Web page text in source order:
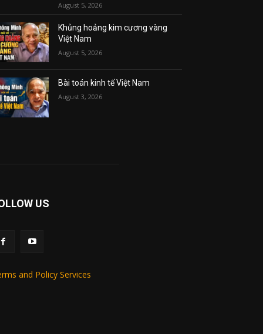
August 5, 2026
Khủng hoảng kim cương vàng
Việt Nam
August 5, 2026
Bài toán kinh tế Việt Nam
August 3, 2026
US
and Policy Services